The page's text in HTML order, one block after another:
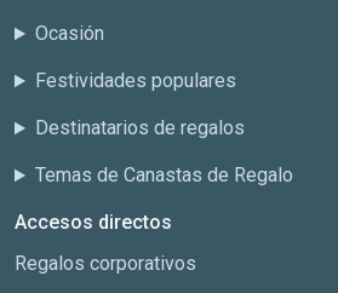
Ocasión
Festividades populares
Destinatarios de regalos
Temas de Canastas de Regalo
Accesos directos
Regalos corporativos